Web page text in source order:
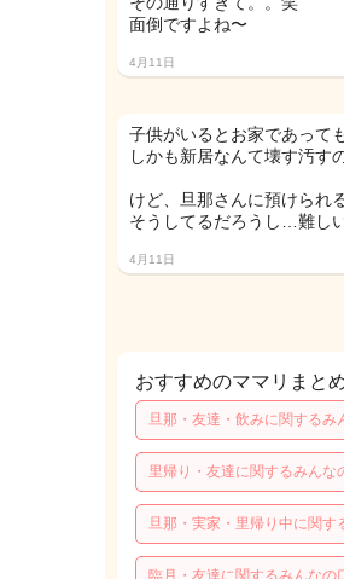
面倒ですよね〜
4月11日
子供がいるとお家であって
しかも新居なんて壊す汚す
けど、旦那さんに預けられ
そうしてるだろうし…難し
4月11日
おすすめのママリまと
旦那・友達・飲みに関するみ
里帰り・友達に関するみんな
旦那・実家・里帰り中に関す
臨月・友達に関するみんなの